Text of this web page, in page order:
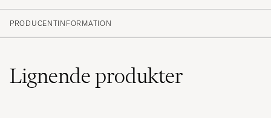
PRODUCENTINFORMATION
Lignendeprodukter